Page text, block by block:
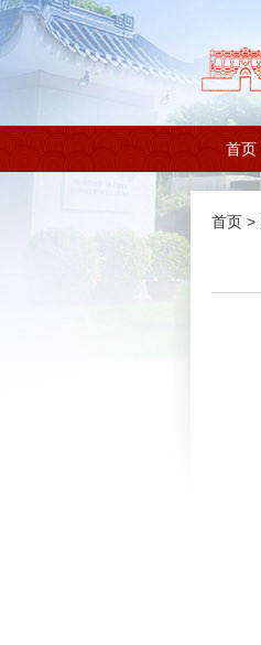
首页
首页 >